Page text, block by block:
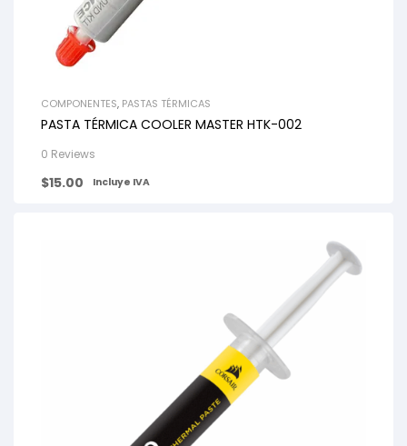
COMPONENTES, PASTAS TÉRMICAS
PASTA TÉRMICA COOLER MASTER HTK-002
0 Reviews
$15.00 Incluye IVA